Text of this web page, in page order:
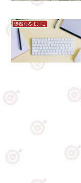
徒然なるままに